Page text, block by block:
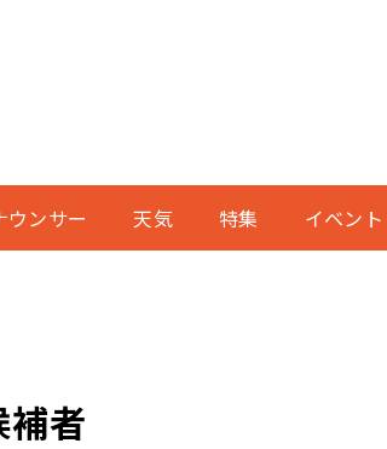
ウンサー 天気 特集 イベント
者